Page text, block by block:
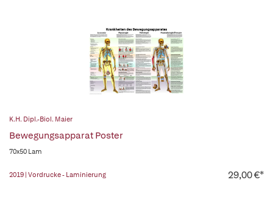
K.H. Dipl.-Biol. Maier
Bewegungsapparat Poster
70x50 Lam
2019 | Vordrucke - Laminierung 29,00 €*